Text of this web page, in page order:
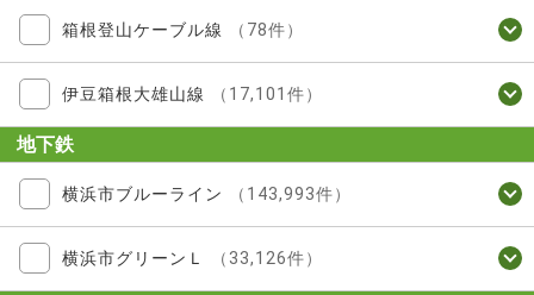
箱根登山ケーブル線 （78件）
伊豆箱根大雄山線 （17,101件）
地下鉄
横浜市ブルーライン （143,993件）
横浜市グリーンＬ （33,126件）